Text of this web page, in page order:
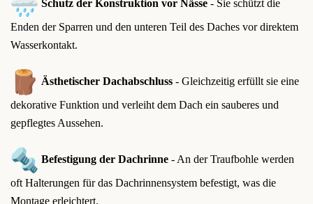
Schutz der Konstruktion vor Nässe - Sie schützt die
Enden der Sparren und den unteren Teil des Daches vor direktem
Wasserkontakt.
Ästhetischer Dachabschluss - Gleichzeitig erfüllt sie eine
dekorative Funktion und verleiht dem Dach ein sauberes und
gepflegtes Aussehen.
Befestigung der Dachrinne - An der Traufbohle werden
oft Halterungen für das Dachrinnensystem befestigt, was die
Montage erleichtert.